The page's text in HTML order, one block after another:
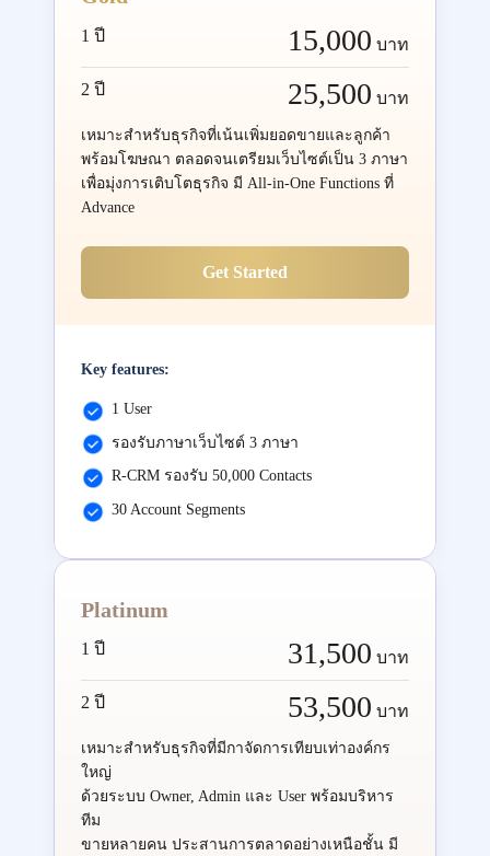
1 ปี 15,000 บาท
2 ปี 25,500 บาท
เหมาะสำหรับธุรกิจที่เน้นเพิ่มยอดขายและลูกค้า
พร้อมโฆษณา ตลอดจนเตรียมเว็บไซต์เป็น 3 ภาษา
เพื่อมุ่งการเติบโตธุรกิจ มี All-in-One Functions ที่
Advance
Get Started
Key features:
1 User
รองรับภาษาเว็บไซต์ 3 ภาษา
R-CRM รองรับ 50,000 Contacts
30 Account Segments
Platinum
1 ปี 31,500 บาท
2 ปี 53,500 บาท
เหมาะสำหรับธุรกิจที่มีกาจัดการเทียบเท่าองค์กร
ใหญ่
ด้วยระบบ Owner, Admin และ User พร้อมบริหาร
ทีม
ขายหลายคน ประสานการตลาดอย่างเหนือชั้น มี